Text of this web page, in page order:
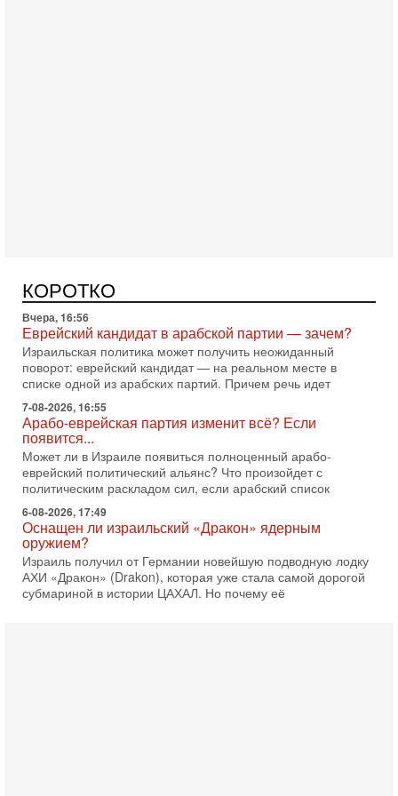
КОРОТКО
Нетаниягу на Генассамблею ООН в сентябре. По
Вчера, 16:56
Еврейский кандидат в арабской партии — зачем?
Израильская политика может получить неожиданный
поворот: еврейский кандидат — на реальном месте в
списке одной из арабских партий. Причем речь идет
7-08-2026, 16:55
Арабо-еврейская партия изменит всё? Если
появится...
Может ли в Израиле появиться полноценный арабо-
еврейский политический альянс? Что произойдет с
политическим раскладом сил, если арабский список
6-08-2026, 17:49
Оснащен ли израильский «Дракон» ядерным
оружием?
Израиль получил от Германии новейшую подводную лодку
АХИ «Дракон» (Drakon), которая уже стала самой дорогой
субмариной в истории ЦАХАЛ. Но почему её